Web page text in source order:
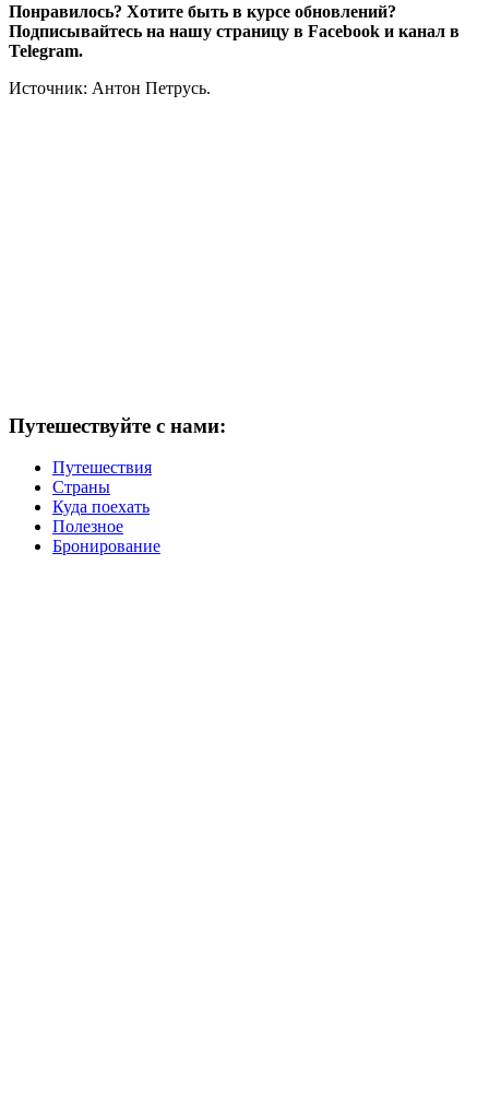
Понравилось? Хотите быть в курсе обновлений?
Подписывайтесь на нашу страницу в Facebook и канал в
Telegram.
Источник: Антон Петрусь.
Путешествуйте с нами:
Путешествия
Страны
Куда поехать
Полезное
Бронирование